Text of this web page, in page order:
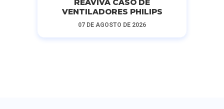
REAVIVA CASO DE
VENTILADORES PHILIPS
07 DE AGOSTO DE 2026